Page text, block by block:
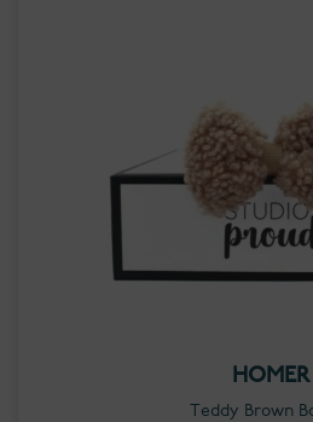
HOMER
Teddy Brown